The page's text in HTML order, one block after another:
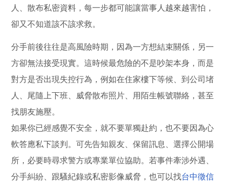
人、散布私密資料，每一步都可能讓當事人越來越害怕，
卻又不知道該不該求救。
分手前後往往是高風險時期，因為一方想結束關係，另一
方卻無法接受現實。這時候最危險的不是吵架本身，而是
對方是否出現失控行為，例如在住家樓下等候、到公司堵
人、尾隨上下班、威脅散布照片、用陌生帳號聯絡，甚至
找朋友施壓。
如果你已經感覺不安全，就不要單獨赴約，也不要因為心
軟答應私下談判。可先告知親友、保留訊息、選擇公開場
所，必要時尋求警方或專業單位協助。若事件牽涉外遇、
分手糾紛、跟騷紀錄或私密影像威脅，也可以找台中徵信